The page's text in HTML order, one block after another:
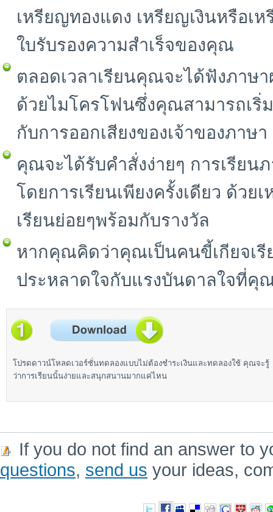
เหรียญทองแดง เหรียญเงินหรือ
ใบรับรองความสำเร็จของคุณ
ตลอดเวลาเรียนคุณจะได้ฟังภาษ
ด้วยไมโครโฟนซึ่งคุณสามารถเริ่
กับการออกเสียงของเจ้าของภาษา
คุณจะได้รับคำสั่งง่ายๆ การเรียน
โดยการเรียนเพียงครั้งเดียว ด้วย
เรียนย่อยๆพร้อมกับรางวัล
หากคุณคิดว่าคุณเป็นคนขี้เกียจเ
ประหลาดใจกับแรงบันดาลใจที่คุ
โปรดดาวน์โหลดเวอร์ชั่นทดลองแบบไม่ต้องชำระเงินและทดลองใช้ คุณจะรู้
ว่าการเรียนนั้นง่ายและสนุกสนานมากแค่ไหน
If you do not find an answer to
questions, send us your ideas,